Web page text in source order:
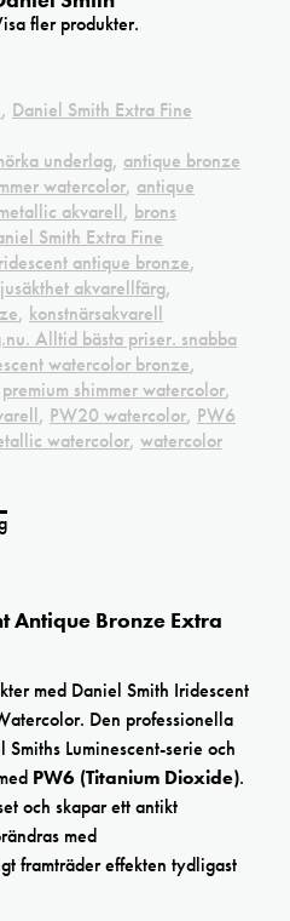
fler produkter.
, Daniel Smith Extra Fine
underlag, antique bronze
watercolor, antique
akvarell, brons
Smith Extra Fine
antique bronze,
akvarellfärg,
, konstnärsakvarell
Alltid bästa priser. snabba
watercolor bronze,
premium shimmer watercolor,
, PW20 watercolor, PW6
watercolor, watercolor
Antique Bronze Extra
med Daniel Smith Iridescent
Den professionella
Luminescent-serie och
PW6 (Titanium Dioxide).
och skapar ett antikt
med
framträder effekten tydligast